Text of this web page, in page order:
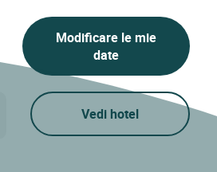
Modificare le mie
date
Vedi hotel